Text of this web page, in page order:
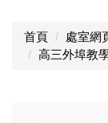
首頁 處室網
高三外埠教